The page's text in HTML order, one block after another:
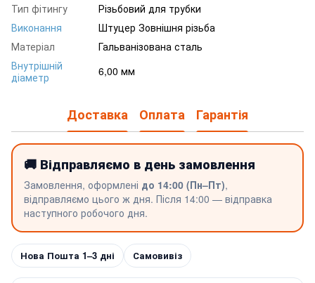
Тип фітингу
Різьбовий для трубки
Виконання
Штуцер Зовнішня різьба
Матеріал
Гальванізована сталь
Внутрішній
діаметр
6,00 мм
Доставка Оплата Гарантія
🚚 Відправляємо в день замовлення
Замовлення, оформлені до 14:00 (Пн–Пт),
відправляємо цього ж дня. Після 14:00 — відправка
наступного робочого дня.
Нова Пошта 1–3 дні Самовивіз